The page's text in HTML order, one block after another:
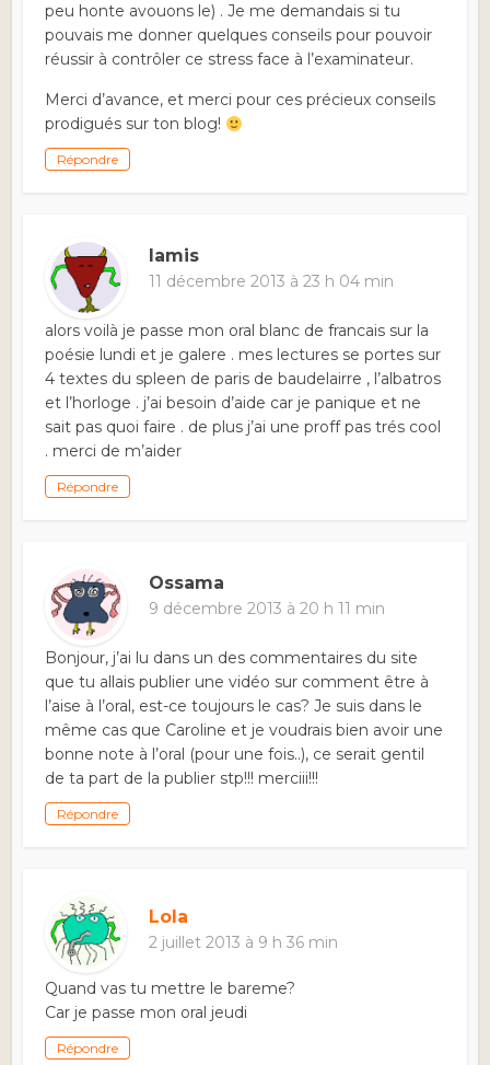
peu honte avouons le) . Je me demandais si tu
pouvais me donner quelques conseils pour pouvoir
réussir à contrôler ce stress face à l’examinateur.
Merci d’avance, et merci pour ces précieux conseils
prodigués sur ton blog!
Répondre
lamis
11 décembre 2013 à 23 h 04 min
alors voilà je passe mon oral blanc de francais sur la
poésie lundi et je galere . mes lectures se portes sur
4 textes du spleen de paris de baudelairre , l’albatros
et l’horloge . j’ai besoin d’aide car je panique et ne
sait pas quoi faire . de plus j’ai une proff pas trés cool
. merci de m’aider
Répondre
Ossama
9 décembre 2013 à 20 h 11 min
Bonjour, j’ai lu dans un des commentaires du site
que tu allais publier une vidéo sur comment être à
l’aise à l’oral, est-ce toujours le cas? Je suis dans le
même cas que Caroline et je voudrais bien avoir une
bonne note à l’oral (pour une fois..), ce serait gentil
de ta part de la publier stp!!! merciii!!!
Répondre
Lola
2 juillet 2013 à 9 h 36 min
Quand vas tu mettre le bareme?
Car je passe mon oral jeudi
Répondre